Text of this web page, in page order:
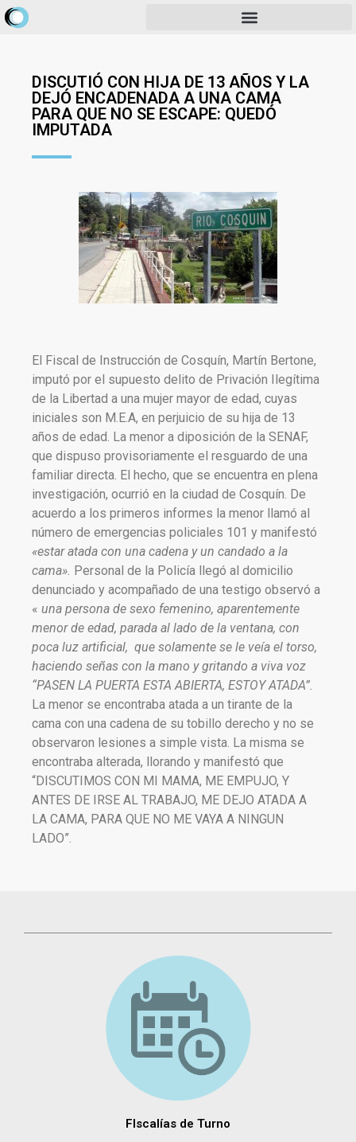
DISCUTIÓ CON HIJA DE 13 AÑOS Y LA
DEJÓ ENCADENADA A UNA CAMA
PARA QUE NO SE ESCAPE: QUEDÓ
IMPUTADA
El Fiscal de Instrucción de Cosquín, Martín Bertone,
imputó por el supuesto delito de Privación Ilegítima
de la Libertad a una mujer mayor de edad, cuyas
iniciales son M.E.A, en perjuicio de su hija de 13
años de edad. La menor a diposición de la SENAF,
que dispuso provisoriamente el resguardo de una
familiar directa. El hecho, que se encuentra en plena
investigación, ocurrió en la ciudad de Cosquín. De
acuerdo a los primeros informes la menor llamó al
número de emergencias policiales 101 y manifestó
«estar atada con una cadena y un candado a la
cama». Personal de la Policía llegó al domicilio
denunciado y acompañado de una testigo observó a
« una persona de sexo femenino, aparentemente
menor de edad, parada al lado de la ventana, con
poca luz artificial, que solamente se le veía el torso,
haciendo señas con la mano y gritando a viva voz
“PASEN LA PUERTA ESTA ABIERTA, ESTOY ATADA”.
La menor se encontraba atada a un tirante de la
cama con una cadena de su tobillo derecho y no se
observaron lesiones a simple vista. La misma se
encontraba alterada, llorando y manifestó que
“DISCUTIMOS CON MI MAMA, ME EMPUJO, Y
ANTES DE IRSE AL TRABAJO, ME DEJO ATADA A
LA CAMA, PARA QUE NO ME VAYA A NINGUN
LADO”.
FIscalías de Turno